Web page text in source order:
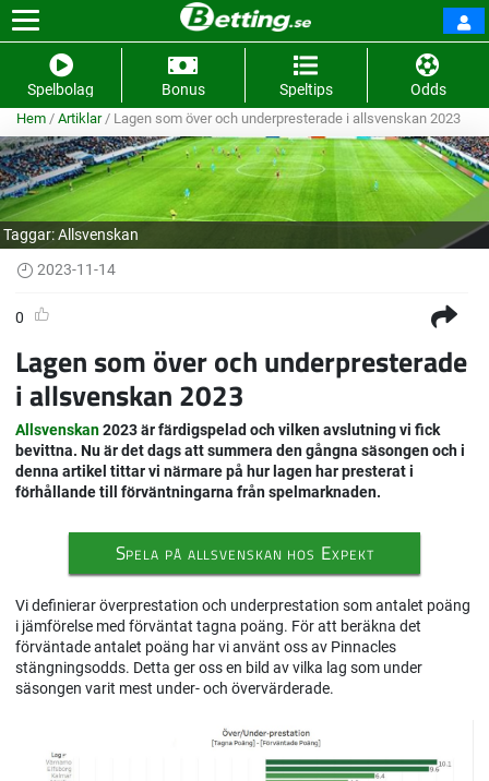
Spelbolag Bonus Speltips Odds
Hem / Artiklar/ Lagen som över och underpresterade i allsvenskan 2023
Taggar:Allsvenskan
2023-11-14
0
Lagen som över och underpresterade
i allsvenskan 2023
Allsvenskan2023 är färdigspelad och vilken avslutning vi fick
bevittna. Nu är det dags att summera den gångna säsongen och i
denna artikel tittar vi närmare på hur lagen har presterat i
förhållande till förväntningarna från spelmarknaden.
Spela på allsvenskan hos Expekt
Vi definierar överprestation och underprestation som antalet poäng
i jämförelse med förväntat tagna poäng. För att beräkna det
förväntade antalet poäng har vi använt oss av Pinnacles
stängningsodds. Detta ger oss en bild av vilka lag som under
säsongen varit mest under- och övervärderade.